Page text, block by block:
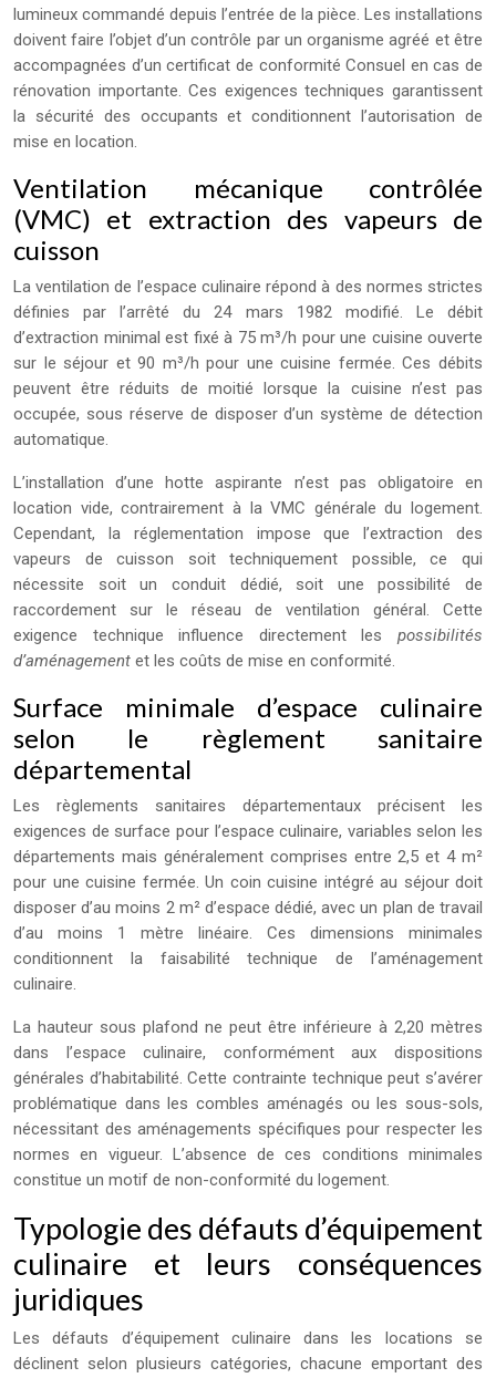
lumineux commandé depuis l’entrée de la pièce. Les installations
doivent faire l’objet d’un contrôle par un organisme agréé et être
accompagnées d’un certificat de conformité Consuel en cas de
rénovation importante. Ces exigences techniques garantissent
la sécurité des occupants et conditionnent l’autorisation de
mise en location.
Ventilation mécanique contrôlée
(VMC) et extraction des vapeurs de
cuisson
La ventilation de l’espace culinaire répond à des normes strictes
définies par l’arrêté du 24 mars 1982 modifié. Le débit
d’extraction minimal est fixé à 75 m³/h pour une cuisine ouverte
sur le séjour et 90 m³/h pour une cuisine fermée. Ces débits
peuvent être réduits de moitié lorsque la cuisine n’est pas
occupée, sous réserve de disposer d’un système de détection
automatique.
L’installation d’une hotte aspirante n’est pas obligatoire en
location vide, contrairement à la VMC générale du logement.
Cependant, la réglementation impose que l’extraction des
vapeurs de cuisson soit techniquement possible, ce qui
nécessite soit un conduit dédié, soit une possibilité de
raccordement sur le réseau de ventilation général. Cette
exigence technique influence directement les possibilités
d’aménagement et les coûts de mise en conformité.
Surface minimale d’espace culinaire
selon le règlement sanitaire
départemental
Les règlements sanitaires départementaux précisent les
exigences de surface pour l’espace culinaire, variables selon les
départements mais généralement comprises entre 2,5 et 4 m²
pour une cuisine fermée. Un coin cuisine intégré au séjour doit
disposer d’au moins 2 m² d’espace dédié, avec un plan de travail
d’au moins 1 mètre linéaire. Ces dimensions minimales
conditionnent la faisabilité technique de l’aménagement
culinaire.
La hauteur sous plafond ne peut être inférieure à 2,20 mètres
dans l’espace culinaire, conformément aux dispositions
générales d’habitabilité. Cette contrainte technique peut s’avérer
problématique dans les combles aménagés ou les sous-sols,
nécessitant des aménagements spécifiques pour respecter les
normes en vigueur. L’absence de ces conditions minimales
constitue un motif de non-conformité du logement.
Typologie des défauts d’équipement
culinaire et leurs conséquences
juridiques
Les défauts d’équipement culinaire dans les locations se
déclinent selon plusieurs catégories, chacune emportant des